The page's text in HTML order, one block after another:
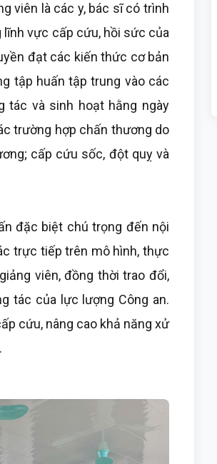
viên là các y, bác sĩ có trình
vực cấp cứu, hồi sức của
đạt các kiến thức cơ bản
tập huấn tập trung vào các
tác và sinh hoạt hằng ngày
trường hợp chấn thương do
cấp cứu sốc, đột quỵ và
đặc biệt chú trọng đến nội
trực tiếp trên mô hình, thực
viên, đồng thời trao đổi,
tác của lực lượng Công an.
cứu, nâng cao khả năng xử